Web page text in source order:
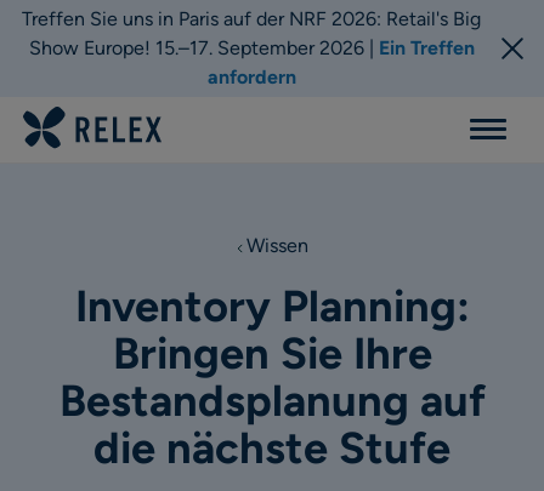
Treffen Sie uns in Paris auf der NRF 2026: Retail's Big
Show Europe! 15.–17. September 2026 | Ein Treffen
anfordern
Menu
Wissen
Inventory Planning:
Bringen Sie Ihre
Bestandsplanung auf
die nächste Stufe